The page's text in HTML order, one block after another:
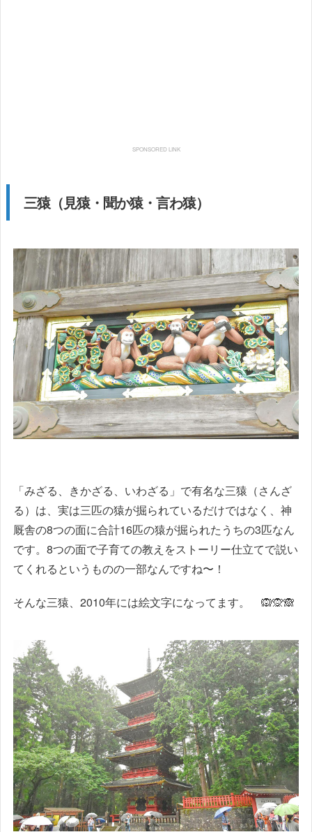
三猿（見猿・聞か猿・言わ猿）
「みざる、きかざる、いわざる」で有名な三猿（さんざ
る）は、実は三匹の猿が掘られているだけではなく、神
厩舎の8つの面に合計16匹の猿が掘られたうちの3匹なん
です。8つの面で子育ての教えをストーリー仕立てで説い
てくれるというものの一部なんですね〜！
そんな三猿、2010年には絵文字になってます。 🙉🙊🙈